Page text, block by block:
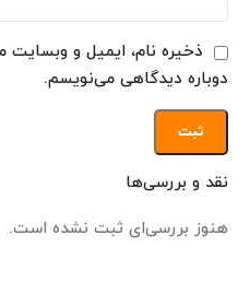
نقد و بررسی‌ها
هنوز بررسی‌ای ثبت نشده است.
ذخیره نام، ایمیل و وبسایت
دوباره دیدگاهی می‌نویسم.